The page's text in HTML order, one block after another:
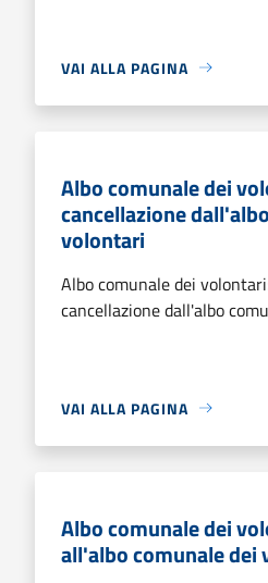
VAI ALLA PAGINA
Albo comunale dei
cancellazione
volontari
Albo comunale dei
cancellazione dall'albo
VAI ALLA PAGINA
Albo comunale dei
all'albo comunale dei